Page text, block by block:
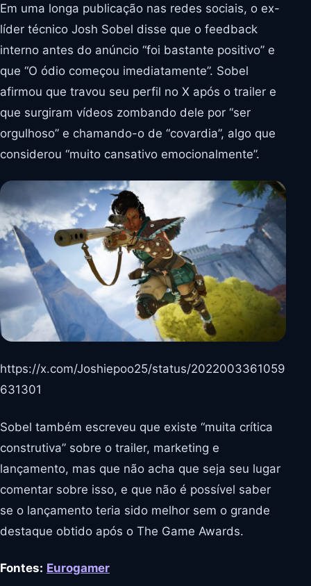
Em uma longa publicação nas redes sociais, o ex-
líder técnico Josh Sobel disse que o feedback
interno antes do anúncio “foi bastante positivo” e
que “O ódio começou imediatamente”. Sobel
afirmou que travou seu perfil no X após o trailer e
que surgiram vídeos zombando dele por “ser
orgulhoso” e chamando-o de “covardia”, algo que
considerou “muito cansativo emocionalmente”.
https://x.com/Joshiepoo25/status/2022003361059
631301
Sobel também escreveu que existe “muita crítica
construtiva” sobre o trailer, marketing e
lançamento, mas que não acha que seja seu lugar
comentar sobre isso, e que não é possível saber
se o lançamento teria sido melhor sem o grande
destaque obtido após o The Game Awards.
Fontes: Eurogamer